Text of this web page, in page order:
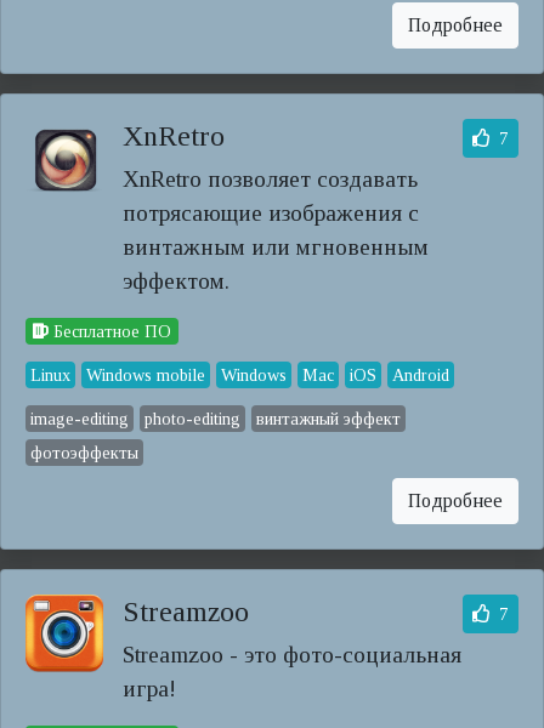
Подробнее
XnRetro
XnRetro позволяет создавать
потрясающие изображения с
винтажным или мгновенным
эффектом.
7
Бесплатное ПО
Linux Windows mobile Windows Mac iOS Android
image-editing photo-editing
винтажный эффект
фотоэффекты
Подробнее
Streamzoo
Streamzoo - это фото-социальная
игра!
7